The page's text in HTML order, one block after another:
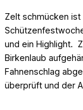
Zelt schmücken
und ein Highlight.
Birkenlaub
Fahnenschlag
überprüft und der